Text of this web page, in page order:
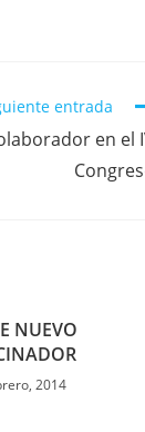
entrada
en el
NUEVO
2014